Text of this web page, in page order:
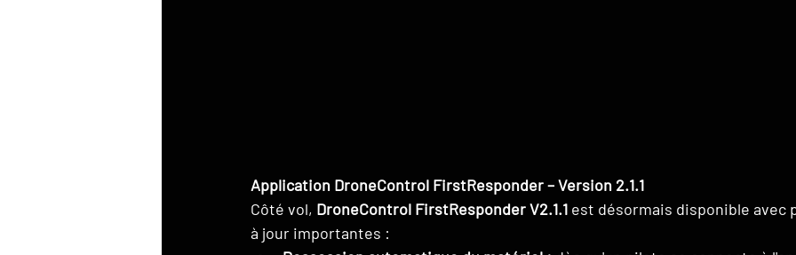
Application DroneControl FirstResponder – Version 2.1.1
Côté vol, DroneControl FirstResponder V2.1.1 est désormais disponible avec
à jour importantes :